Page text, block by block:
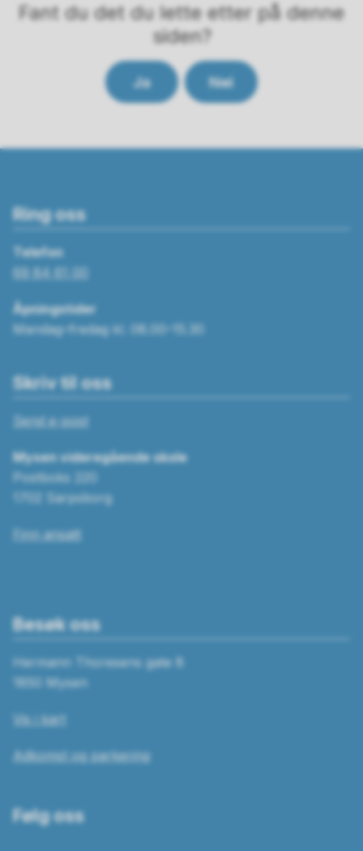
Fant du det du lette etter på denne
siden?
Ja Nei
Ring oss
Telefon
69 84 61 00
Åpningstider
Mandag–fredag kl. 08.00–15.30
Skriv til oss
Send e-post
Mysen videregående skole
Postboks 220
1702 Sarpsborg
Finn ansatt
Besøk oss
Hermann Thoresens gate 8
1850 Mysen
Vis i kart
Adkomst og parkering
Følg oss